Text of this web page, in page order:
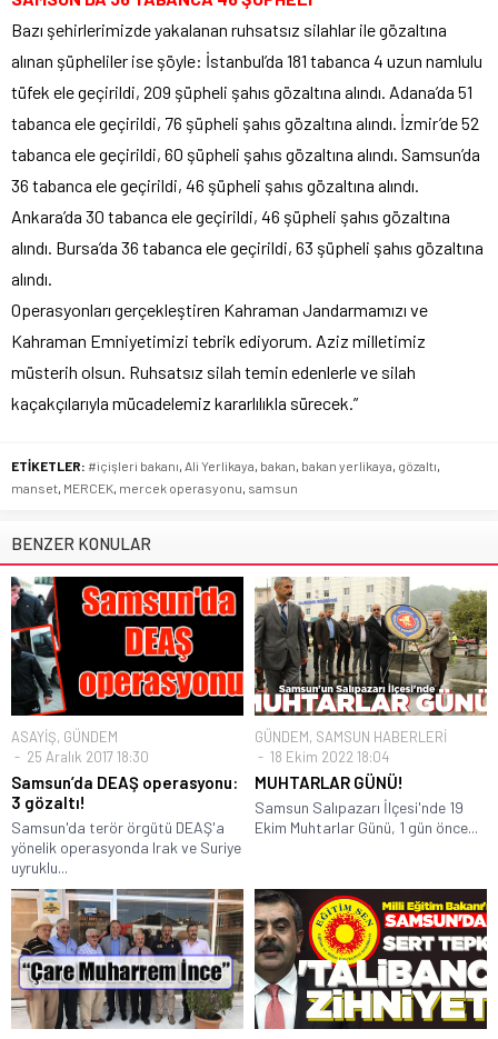
Bazı şehirlerimizde yakalanan ruhsatsız silahlar ile gözaltına
alınan şüpheliler ise şöyle: İstanbul’da 181 tabanca 4 uzun namlulu
tüfek ele geçirildi, 209 şüpheli şahıs gözaltına alındı. Adana’da 51
tabanca ele geçirildi, 76 şüpheli şahıs gözaltına alındı. İzmir’de 52
tabanca ele geçirildi, 60 şüpheli şahıs gözaltına alındı. Samsun’da
36 tabanca ele geçirildi, 46 şüpheli şahıs gözaltına alındı.
Ankara’da 30 tabanca ele geçirildi, 46 şüpheli şahıs gözaltına
alındı. Bursa’da 36 tabanca ele geçirildi, 63 şüpheli şahıs gözaltına
alındı.
Operasyonları gerçekleştiren Kahraman Jandarmamızı ve
Kahraman Emniyetimizi tebrik ediyorum. Aziz milletimiz
müsterih olsun. Ruhsatsız silah temin edenlerle ve silah
kaçakçılarıyla mücadelemiz kararlılıkla sürecek.”
ETİKETLER: #içişleri bakanı, Ali Yerlikaya, bakan, bakan yerlikaya, gözaltı,
manset, MERCEK, mercek operasyonu, samsun
BENZER KONULAR
ASAYİŞ, GÜNDEM
25 Aralık 2017 18:30
Samsun’da DEAŞ operasyonu:
3 gözaltı!
Samsun'da terör örgütü DEAŞ'a
yönelik operasyonda Irak ve Suriye
uyruklu...
GÜNDEM, SAMSUN HABERLERİ
18 Ekim 2022 18:04
MUHTARLAR GÜNÜ!
Samsun Salıpazarı İlçesi'nde 19
Ekim Muhtarlar Günü, 1 gün önce...